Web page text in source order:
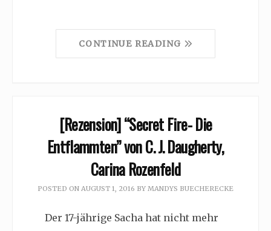
CONTINUE READING
[Rezension] “Secret Fire- Die
Entflammten” von C. J. Daugherty,
Carina Rozenfeld
POSTED ON AUGUST 1, 2016 BY MANDYS BUECHERECKE
Der 17-jährige Sacha hat nicht mehr